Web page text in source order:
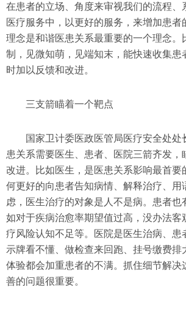
在患者的立场、角度来审视我们的流程、
医疗服务中，以更好的服务，来增加患者
理念是和谐医患关系最重要的一个理念。
制，见微知萌，见端知末，能快速收集患
时加以反馈和改进。
三支箭瞄着一个靶点
国家卫计委医政医管局医疗安全处处
患关系需要医生、患者、医院三箭齐发，
改进。比如医生，是医患关系影响最首要
何更好的向患者告知病情、解释治疗、用
虑，医生治疗的对象是人不是病。患者也
如对于疾病治愈率期望值过高，没办法客
疗风险认知不足等。医院是医生治病、患
示牌看不懂、做检查来回跑、挂号缴费排
体验都会加重患者的不满。抓住细节解决
善的问题很重要。